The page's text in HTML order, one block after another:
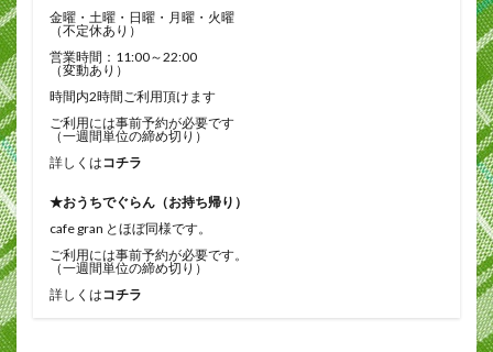
金曜・土曜・日曜・月曜・火曜
（不定休あり）
営業時間：11:00～22:00
（変動あり）
時間内2時間ご利用頂けます
ご利用には事前予約が必要です
（一週間単位の締め切り）
詳しくはコチラ
★おうちでぐらん（お持ち帰り）
cafe gran とほぼ同様です。
ご利用には事前予約が必要です。
（一週間単位の締め切り）
詳しくはコチラ